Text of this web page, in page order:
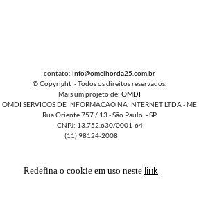
contato: info@omelhorda25.com.br
© Copyright - Todos os direitos reservados.
Mais um projeto de: OMDI
SERVICOS DE INFORMACAO NA INTERNET LTDA - ME
Rua Oriente 757 / 13 - São Paulo - SP
CNPJ: 13.752.630/0001-64
(11) 98124-2008
Redefina o cookie em uso neste link